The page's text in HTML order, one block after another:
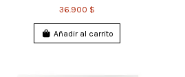
36.900 $
Añadir al carrito